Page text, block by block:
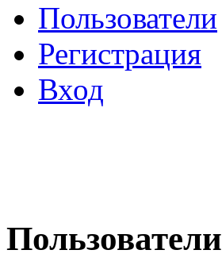
Пользователи
Регистрация
Вход
Пользователи